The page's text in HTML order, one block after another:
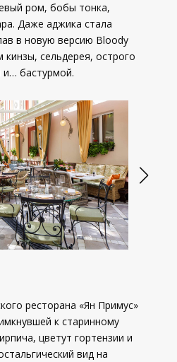
ром, бобы тонка,
Даже аджика стала
в новую версию Bloody
сельдерея, острого
и… бастурмой.
ресторана «Ян Примус»
к старинному
цветут гортензии и
вид на